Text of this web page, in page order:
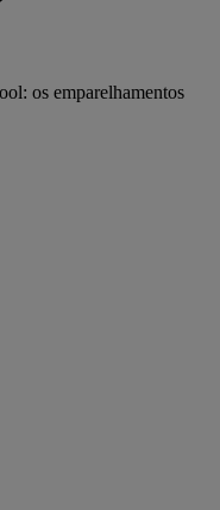
os emparelhamentos